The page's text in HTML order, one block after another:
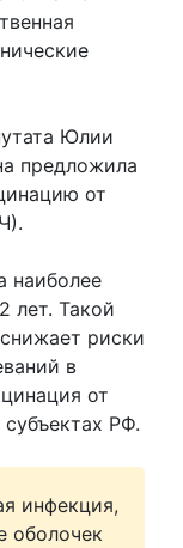
Юлии
предложила
от
наиболее
лет. Такой
риски
в
от
РФ.
инфекция,
оболочек